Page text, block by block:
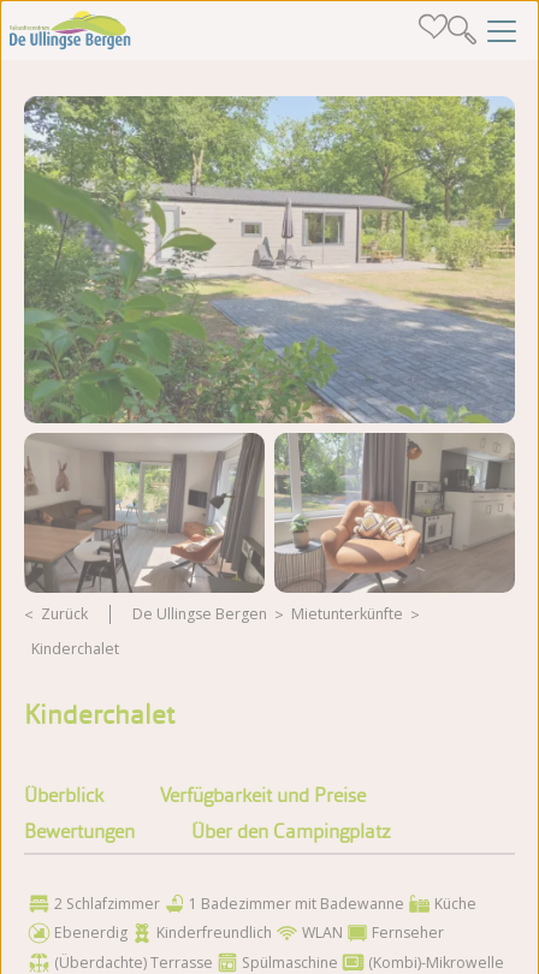
Zurück De Ullingse Bergen
Mietunterkünfte
Kinderchalet
Kinderchalet
Überblick
Verfügbarkeit und Preise
Bewertungen
Über den Campingplatz
2 Schlafzimmer 1 Badezimmer mit Badewanne
Küche
Ebenerdig
Kinderfreundlich WLAN
Fernseher
(Überdachte) Terrasse
Spülmaschine
(Kombi)-Mikrowelle